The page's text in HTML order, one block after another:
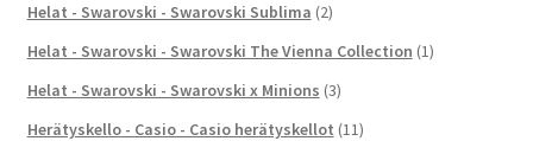
Helat - Swarovski - Swarovski Sublima (2)
Helat - Swarovski - Swarovski The Vienna Collection (1)
Helat - Swarovski - Swarovski x Minions (3)
Herätyskello - Casio - Casio herätyskellot (11)